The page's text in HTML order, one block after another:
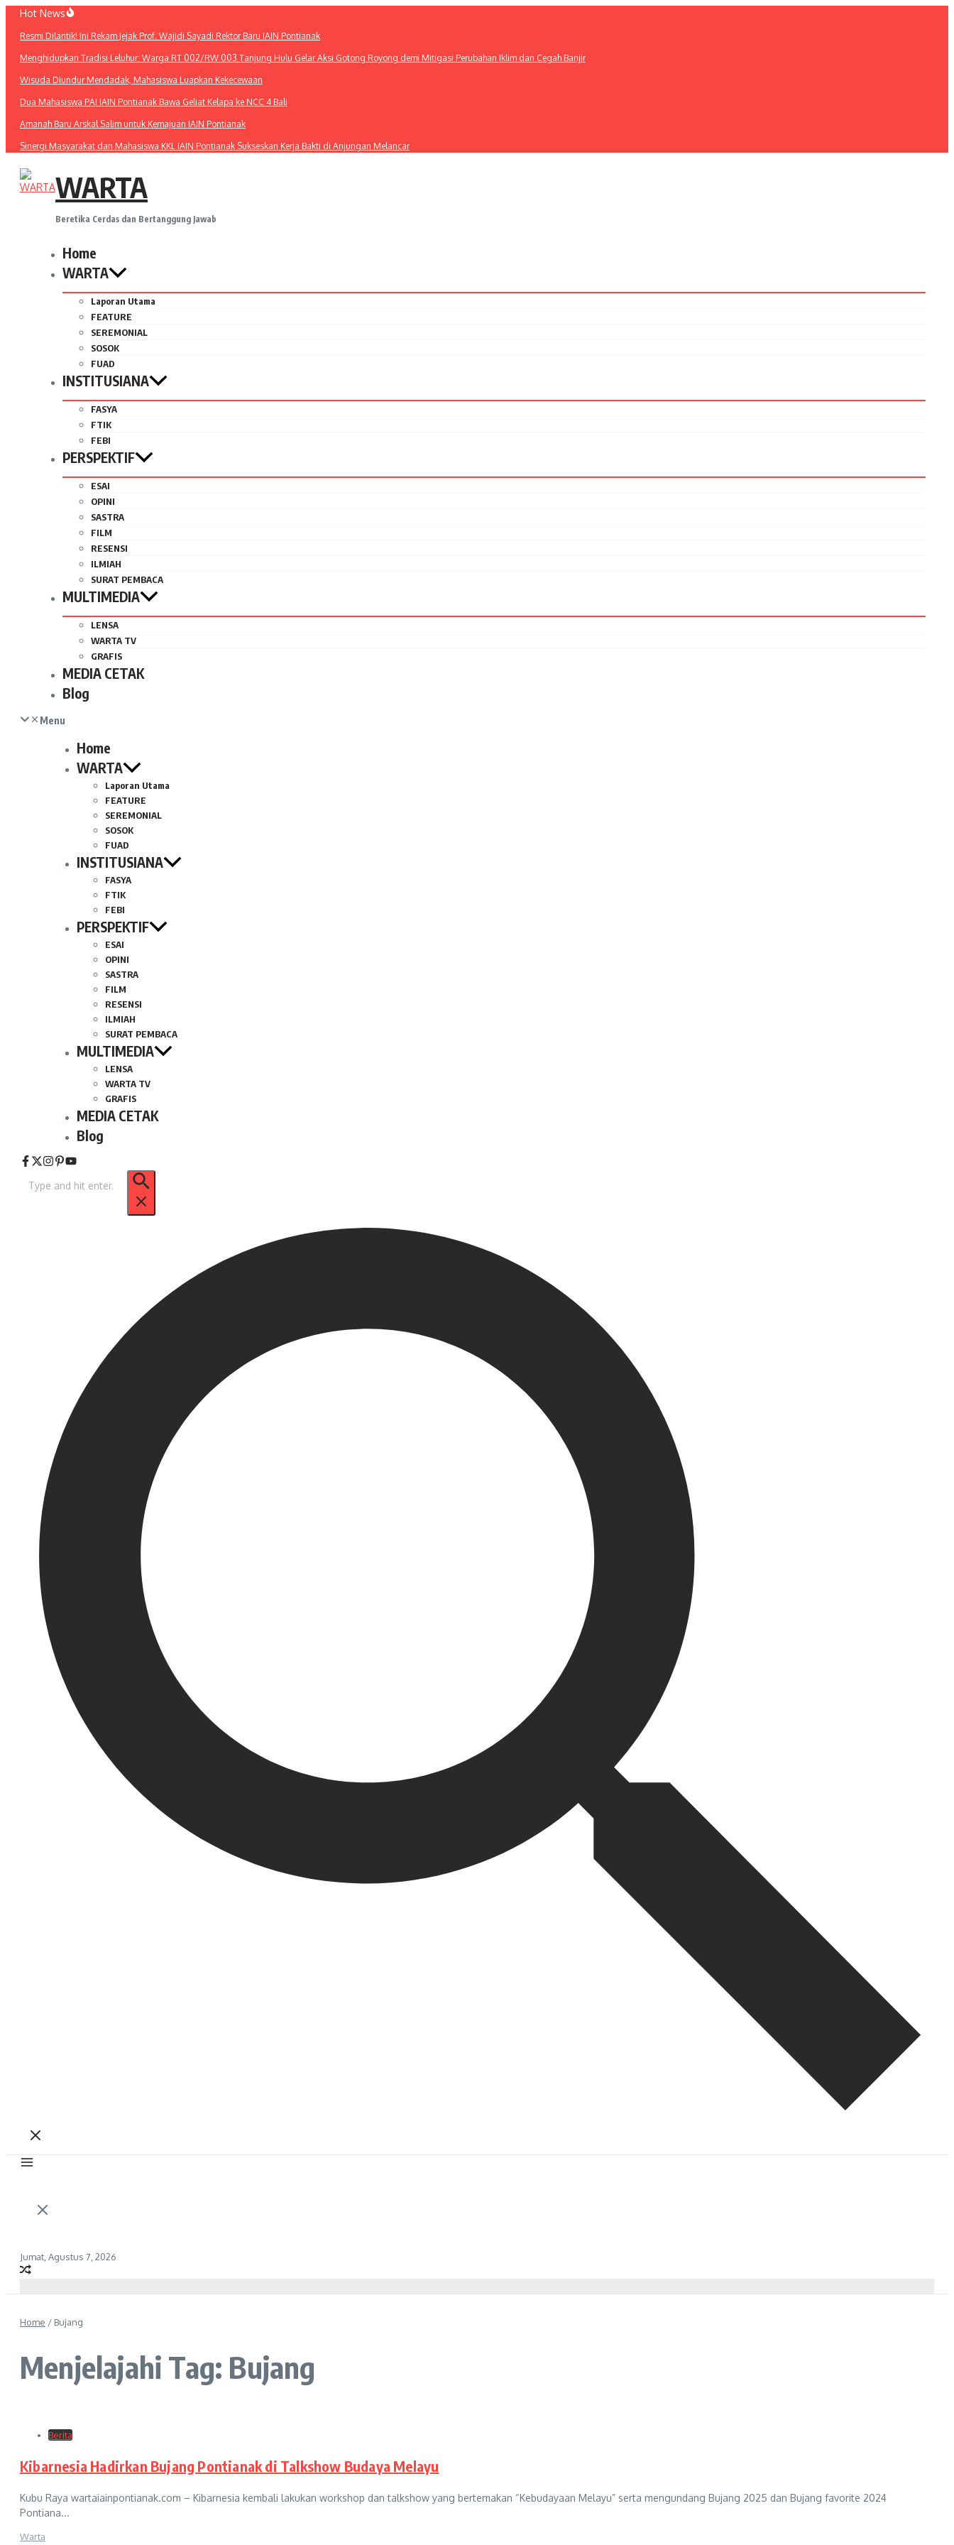
Lewati
konten
Hot News
Resmi Dilantik! Ini Rekam Jejak Prof. Wajidi Sayadi Rektor Baru IAIN Pontianak
Menghidupkan Tradisi Leluhur: Warga RT 002/RW 003 Tanjung Hulu Gelar Aksi Gotong Royong demi Mitigasi Perubahan Iklim dan Cegah Banjir
Wisuda Diundur Mendadak, Mahasiswa Luapkan Kekecewaan
Dua Mahasiswa PAI IAIN Pontianak Bawa Geliat Kelapa ke NCC 4 Bali
Amanah Baru Arskal Salim untuk Kemajuan IAIN Pontianak
Sinergi Masyarakat dan Mahasiswa KKL IAIN Pontianak Sukseskan Kerja Bakti di Anjungan Melancar
WARTA
Beretika Cerdas dan Bertanggung Jawab
Home
WARTA
Laporan Utama
FEATURE
SEREMONIAL
SOSOK
FUAD
INSTITUSIANA
FASYA
FTIK
FEBI
PERSPEKTIF
ESAI
OPINI
SASTRA
FILM
RESENSI
ILMIAH
SURAT PEMBACA
MULTIMEDIA
LENSA
WARTA TV
GRAFIS
MEDIA CETAK
Blog
Menu
Home
WARTA
Laporan Utama
FEATURE
SEREMONIAL
SOSOK
FUAD
INSTITUSIANA
FASYA
FTIK
FEBI
PERSPEKTIF
ESAI
OPINI
SASTRA
FILM
RESENSI
ILMIAH
SURAT PEMBACA
MULTIMEDIA
LENSA
WARTA TV
GRAFIS
MEDIA CETAK
Blog
untuk:
Jumat, Agustus 7, 2026
Home / Bujang
Menjelajahi Tag: Bujang
Berita
Kibarnesia Hadirkan Bujang Pontianak di Talkshow Budaya Melayu
Kubu Raya wartaiainpontianak.com – Kibarnesia kembali lakukan workshop dan talkshow yang bertemakan “Kebudayaan Melayu” serta mengundang Bujang 2025 dan Bujang favorite 2024
Pontiana...
Warta